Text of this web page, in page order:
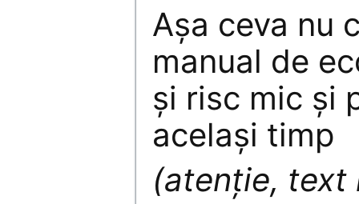
Aşa ceva nu
manual de
şi risc mic şi
acelaşi timp
(atenţie, text